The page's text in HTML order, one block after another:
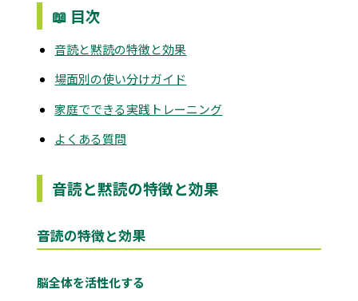
📖 目次
音読と黙読の特徴と効果
場面別の使い分けガイド
家庭でできる実践トレーニング
よくある質問
音読と黙読の特徴と効果
音読の特徴と効果
脳全体を活性化する